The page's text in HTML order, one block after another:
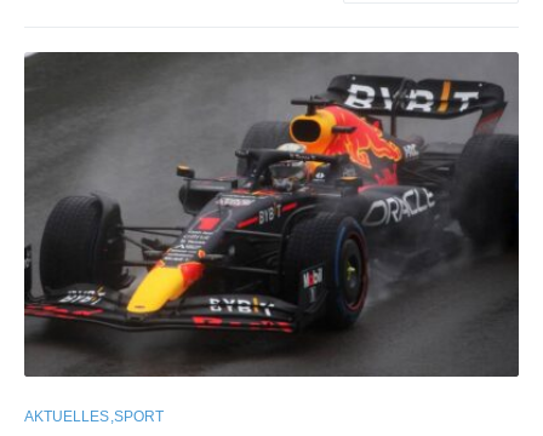
AKTUELLES SPORT